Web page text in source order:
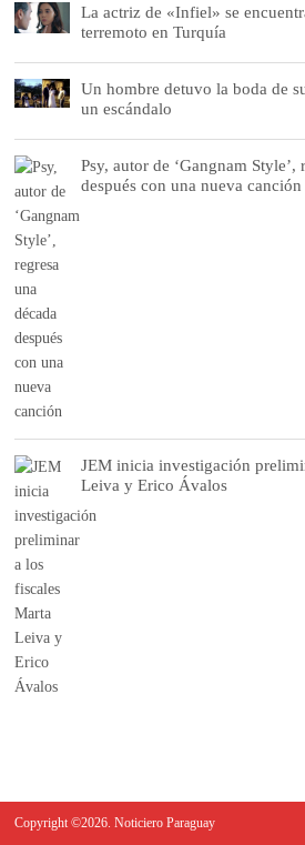
La actriz de «Infiel» se
terremoto en Turquía
Un hombre detuvo la boda de
un escándalo
Psy, autor de ‘Gangnam Style’,
después con una nueva canción
JEM inicia investigación
Leiva y Erico Ávalos
Copyright ©2026. Noticiero Paraguay